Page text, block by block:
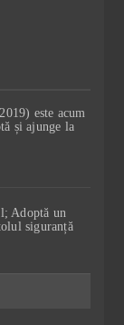
este acum
și ajunge la
Adoptă un
siguranță